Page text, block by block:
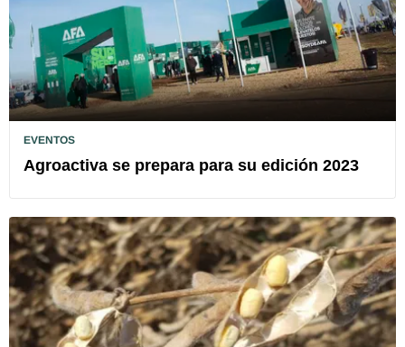
EVENTOS
Agroactiva se prepara para su edición 2023